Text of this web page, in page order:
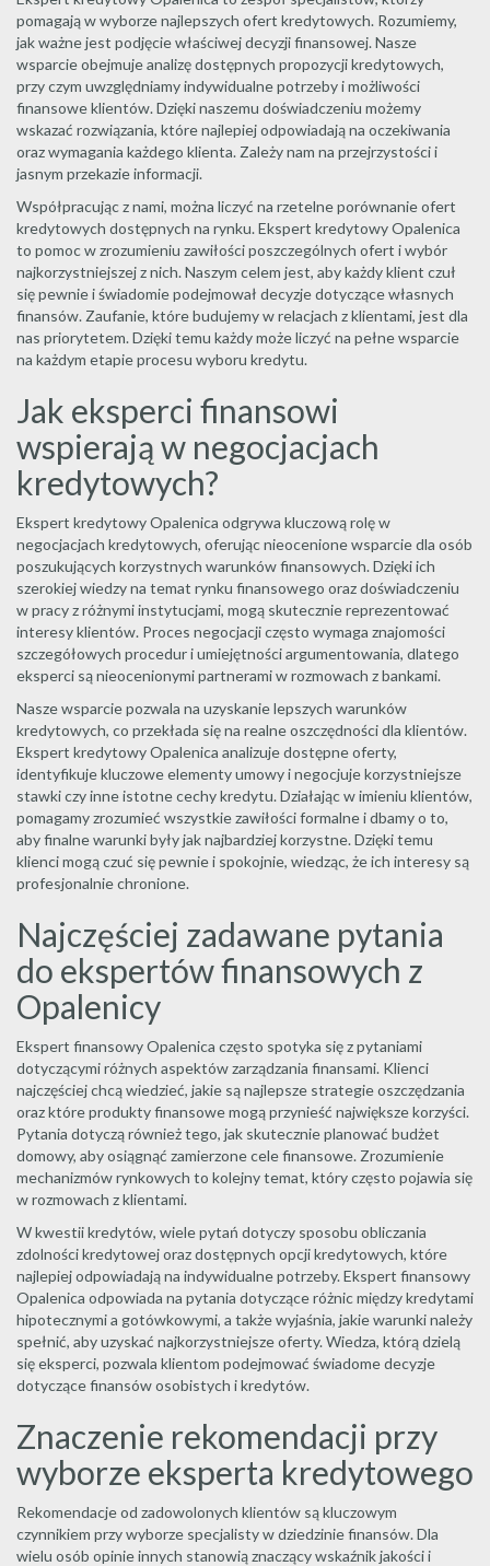
pomagają w wyborze najlepszych ofert kredytowych. Rozumiemy,
jak ważne jest podjęcie właściwej decyzji finansowej. Nasze
wsparcie obejmuje analizę dostępnych propozycji kredytowych,
przy czym uwzględniamy indywidualne potrzeby i możliwości
finansowe klientów. Dzięki naszemu doświadczeniu możemy
wskazać rozwiązania, które najlepiej odpowiadają na oczekiwania
oraz wymagania każdego klienta. Zależy nam na przejrzystości i
jasnym przekazie informacji.
Współpracując z nami, można liczyć na rzetelne porównanie ofert
kredytowych dostępnych na rynku. Ekspert kredytowy Opalenica
to pomoc w zrozumieniu zawiłości poszczególnych ofert i wybór
najkorzystniejszej z nich. Naszym celem jest, aby każdy klient czuł
się pewnie i świadomie podejmował decyzje dotyczące własnych
finansów. Zaufanie, które budujemy w relacjach z klientami, jest dla
nas priorytetem. Dzięki temu każdy może liczyć na pełne wsparcie
na każdym etapie procesu wyboru kredytu.
Jak eksperci finansowi
wspierają w negocjacjach
kredytowych?
Ekspert kredytowy Opalenica odgrywa kluczową rolę w
negocjacjach kredytowych, oferując nieocenione wsparcie dla osób
poszukujących korzystnych warunków finansowych. Dzięki ich
szerokiej wiedzy na temat rynku finansowego oraz doświadczeniu
w pracy z różnymi instytucjami, mogą skutecznie reprezentować
interesy klientów. Proces negocjacji często wymaga znajomości
szczegółowych procedur i umiejętności argumentowania, dlatego
eksperci są nieocenionymi partnerami w rozmowach z bankami.
Nasze wsparcie pozwala na uzyskanie lepszych warunków
kredytowych, co przekłada się na realne oszczędności dla klientów.
Ekspert kredytowy Opalenica analizuje dostępne oferty,
identyfikuje kluczowe elementy umowy i negocjuje korzystniejsze
stawki czy inne istotne cechy kredytu. Działając w imieniu klientów,
pomagamy zrozumieć wszystkie zawiłości formalne i dbamy o to,
aby finalne warunki były jak najbardziej korzystne. Dzięki temu
klienci mogą czuć się pewnie i spokojnie, wiedząc, że ich interesy są
profesjonalnie chronione.
Najczęściej zadawane pytania
do ekspertów finansowych z
Opalenicy
Ekspert finansowy Opalenica często spotyka się z pytaniami
dotyczącymi różnych aspektów zarządzania finansami. Klienci
najczęściej chcą wiedzieć, jakie są najlepsze strategie oszczędzania
oraz które produkty finansowe mogą przynieść największe korzyści.
Pytania dotyczą również tego, jak skutecznie planować budżet
domowy, aby osiągnąć zamierzone cele finansowe. Zrozumienie
mechanizmów rynkowych to kolejny temat, który często pojawia się
w rozmowach z klientami.
W kwestii kredytów, wiele pytań dotyczy sposobu obliczania
zdolności kredytowej oraz dostępnych opcji kredytowych, które
najlepiej odpowiadają na indywidualne potrzeby. Ekspert finansowy
Opalenica odpowiada na pytania dotyczące różnic między kredytami
hipotecznymi a gotówkowymi, a także wyjaśnia, jakie warunki należy
spełnić, aby uzyskać najkorzystniejsze oferty. Wiedza, którą dzielą
się eksperci, pozwala klientom podejmować świadome decyzje
dotyczące finansów osobistych i kredytów.
Znaczenie rekomendacji przy
wyborze eksperta kredytowego
Rekomendacje od zadowolonych klientów są kluczowym
czynnikiem przy wyborze specjalisty w dziedzinie finansów. Dla
wielu osób opinie innych stanowią znaczący wskaźnik jakości i